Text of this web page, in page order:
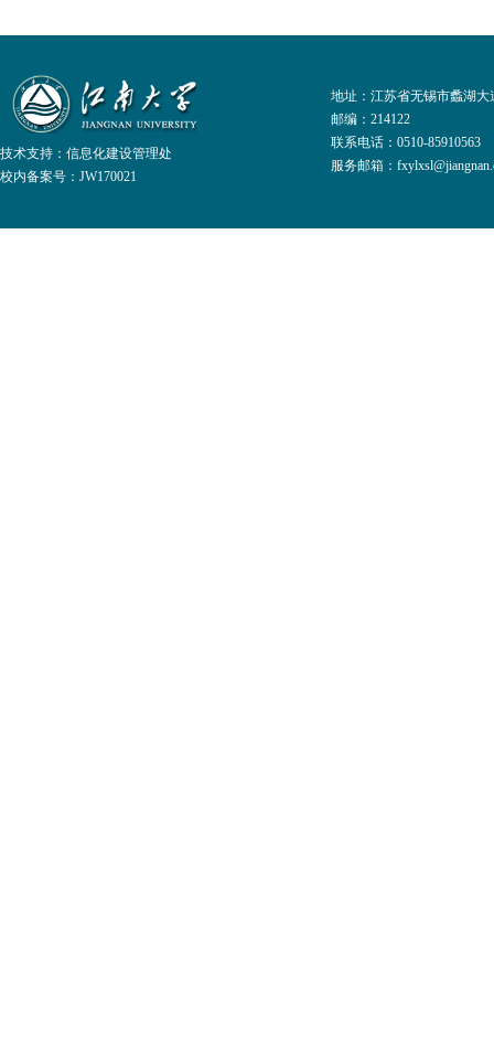
技术支持： 信息化建设管理处
校内备案号：JW170021
地址：江苏省无锡市蠡湖大
邮编：214122
联系电话：0510-
服务邮箱：